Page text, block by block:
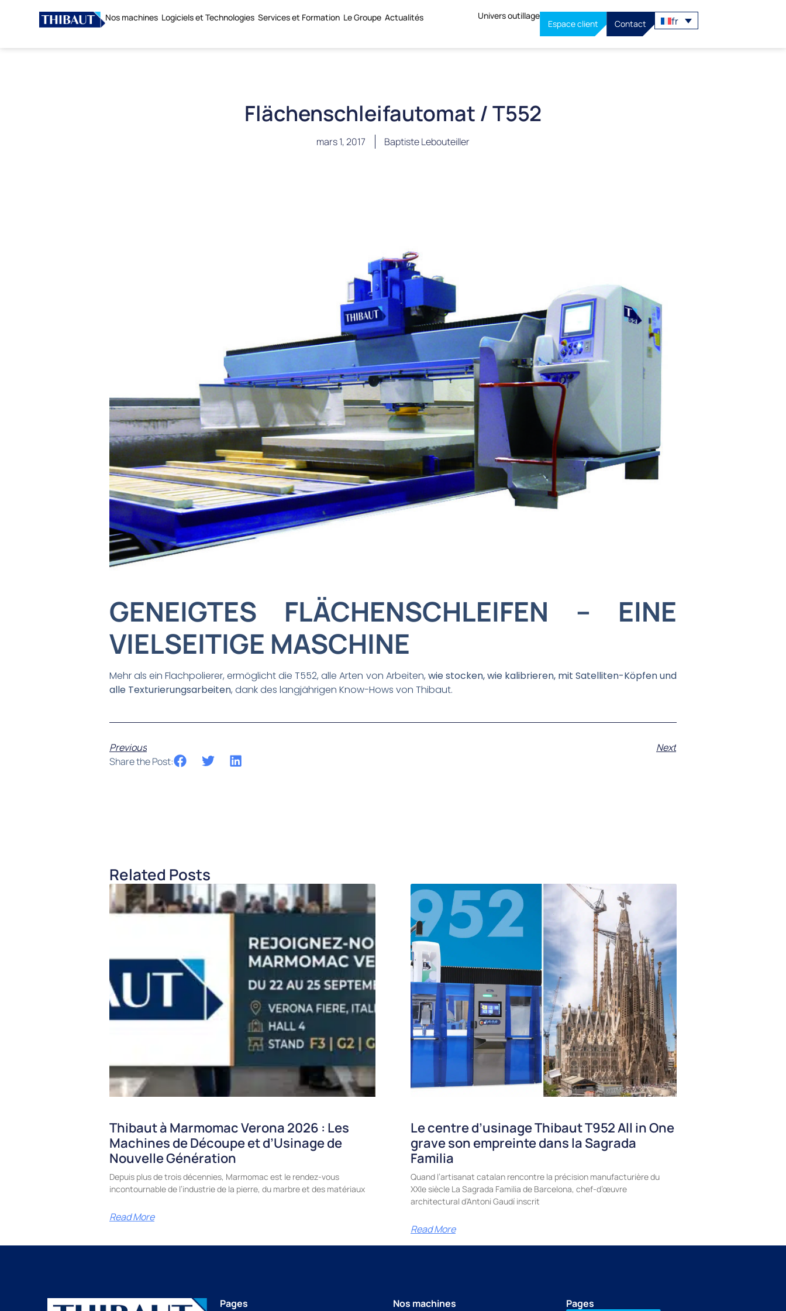
Nos machines Logiciels et Technologies Services et Formation Le Groupe Actualités Univers outillage
Espace client Contact fr
Flächenschleifautomat / T552
mars 1, 2017 Baptiste Lebouteiller
GENEIGTES FLÄCHENSCHLEIFEN – EINE
VIELSEITIGE MASCHINE
Mehr als ein Flachpolierer, ermöglicht die T552, alle Arten von Arbeiten, wie stocken, wie kalibrieren, mit Satelliten-Köpfen und
alle Texturierungsarbeiten, dank des langjährigen Know-Hows von Thibaut.
Previous
Next
Share the Post:
Related Posts
Thibaut à Marmomac Verona 2026 : Les
Machines de Découpe et d’Usinage de
Nouvelle Génération
Depuis plus de trois décennies, Marmomac est le rendez-vous
incontournable de l’industrie de la pierre, du marbre et des matériaux
Read More
Le centre d’usinage Thibaut T952 All in One
grave son empreinte dans la Sagrada
Familia
Quand l’artisanat catalan rencontre la précision manufacturière du
XXIe siècle La Sagrada Familia de Barcelona, chef-d’œuvre
architectural d’Antoni Gaudí inscrit
Read More
Pages
Nos machines
Pages